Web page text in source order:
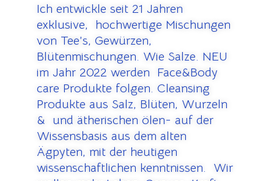
Ich entwickle seit 21 Jahren
exklusive, hochwertige Mischungen
von Tee’s, Gewürzen,
Blütenmischungen. Wie Salze. NEU
im Jahr 2022 werden Face&Body
care Produkte folgen. Cleansing
Produkte aus Salz, Blüten, Wurzeln
& und ätherischen ölen- auf der
Wissensbasis aus dem alten
Ägpyten, mit der heutigen
wissenschaftlichen kenntnissen. Wir